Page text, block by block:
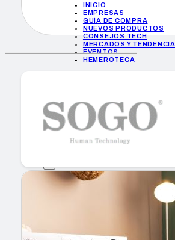
INICIO
EMPRESAS
GUÍA DE COMPRA
NUEVOS PRODUCTOS
CONSEJOS TECH
MERCADOS Y
EVENTOS
HEMEROTECA
GUÍA DE COMPRA
NUEVOS PRODUCTOS
CONSEJOS TECH
MERCADOS Y TENDENCIAS
HEMEROTECA